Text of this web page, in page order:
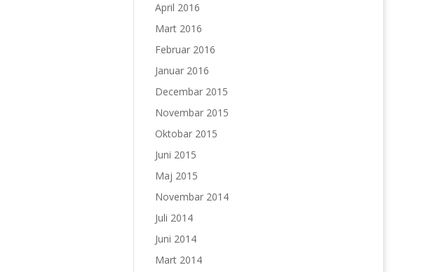
April 2016
Mart 2016
Februar 2016
Januar 2016
Decembar 2015
Novembar 2015
Oktobar 2015
Juni 2015
Maj 2015
Novembar 2014
Juli 2014
Juni 2014
Mart 2014